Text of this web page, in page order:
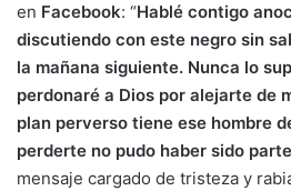
en Facebook: “Hablé contigo
discutiendo con este negro sin
la mañana siguiente. Nunca lo
perdonaré a Dios por alejarte de
plan perverso tiene ese hombre
perderte no pudo haber sido
mensaje cargado de tristeza y